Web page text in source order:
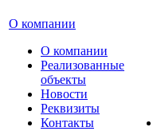
О компании
О компании
Реализованные
объекты
Новости
Реквизиты
Контакты